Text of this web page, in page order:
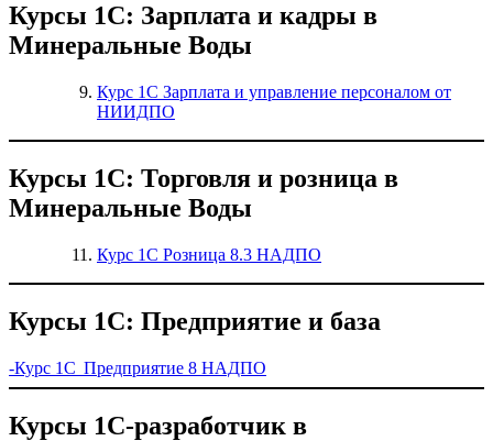
Курсы 1С: Зарплата и кадры в
Минеральные Воды
Курс 1С Зарплата и управление персоналом от
НИИДПО
Курсы 1С: Торговля и розница в
Минеральные Воды
Курс 1С Розница 8.3 НАДПО
Курсы 1С: Предприятие и база
-Курс 1С Предприятие 8 НАДПО
Курсы 1С-разработчик в